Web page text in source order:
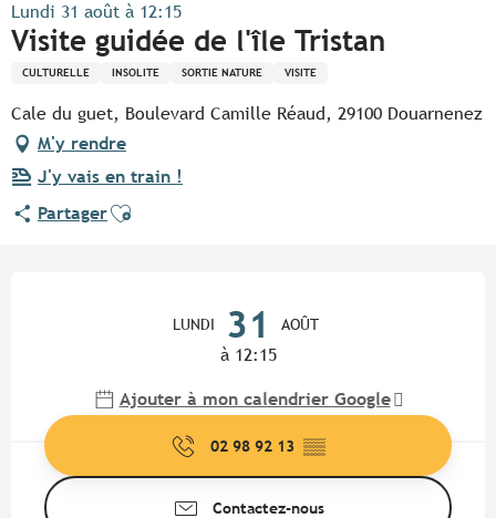
Lundi 31 août à 12:15
Visite guidée de l'île Tristan
CULTURELLE INSOLITE SORTIE NATURE VISITE
Cale du guet, Boulevard Camille Réaud, 29100 Douarnenez
M'y rendre
J'y vais en train !
PartagerAjouter aux favoris
LUNDI 31 AOÛT
à 12:15
Ajouter à mon calendrier Google
02 98 92 13 ▒▒
Contactez-nous